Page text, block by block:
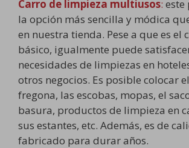
Carro de limpieza multiusos: este
la opción más sencilla y módica
en nuestra tienda. Pese a que es el
básico, igualmente puede
necesidades de limpiezas en
otros negocios. Es posible colocar
fregona, las escobas, mopas, el
basura, productos de limpieza en
sus estantes, etc. Además, es de
fabricado para durar años.